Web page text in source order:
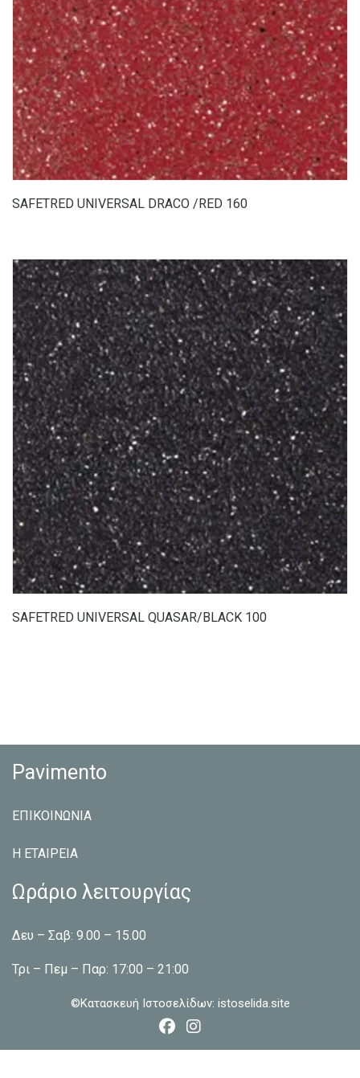
SAFETRED UNIVERSAL DRACO /RED 160
SAFETRED UNIVERSAL QUASAR/BLACK 100
Pavimento
ΕΠΙΚΟΙΝΩΝΙΑ
Η ΕΤΑΙΡEΙΑ
Ωράριο λειτουργίας
Δευ – Σαβ: 9.00 – 15.00
Τρι – Πεμ – Παρ: 17:00 – 21:00
©Κατασκευή Ιστοσελίδων: istoselida.site